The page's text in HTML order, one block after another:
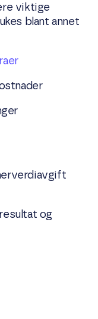
viktige
blant annet
og